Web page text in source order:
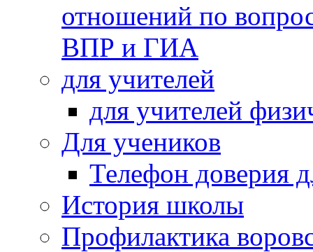
отношений по
ВПР и ГИА
для учителей
для учителей
Для учеников
Телефон доверия
История школы
Профилактика